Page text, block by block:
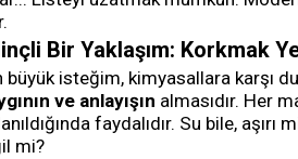
Bir Yaklaşım: Korkmak
büyük isteğim, kimyasallara karşı
ve anlayışın almasıdır. Her
faydalıdır. Su bile,
mi?